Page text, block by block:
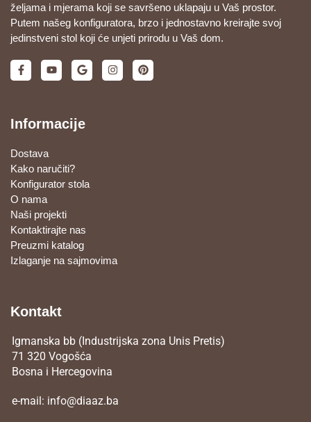
željama i mjerama koji se savršeno uklapaju u Vaš prostor.
Putem našeg konfiguratora, brzo i jednostavno kreirajte svoj
jedinstveni stol koji će unjeti prirodu u Vaš dom.
Informacije
Dostava
Kako naručiti?
Konfigurator stola
O nama
Naši projekti
Kontaktirajte nas
Preuzmi katalog
Izlaganje na sajmovima
Kontakt
Igmanska bb (Industrijska zona Unis Pretis)
71 320 Vogošća
Bosna i Hercegovina
e-mail: info@diaaz.ba